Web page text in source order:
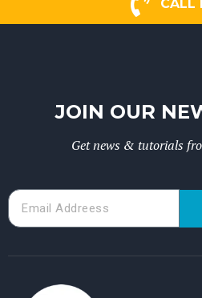
CALL
JOIN OUR
Get news & tutorials